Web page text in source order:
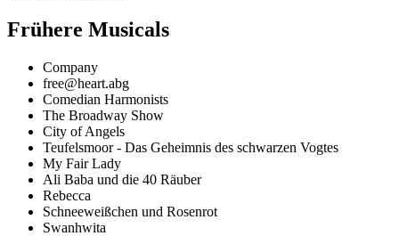
Frühere Musicals
Company
free@heart.abg
Comedian Harmonists
The Broadway Show
City of Angels
Teufelsmoor - Das Geheimnis des schwarzen Vogtes
My Fair Lady
Ali Baba und die 40 Räuber
Rebecca
Schneeweißchen und Rosenrot
Swanhwita